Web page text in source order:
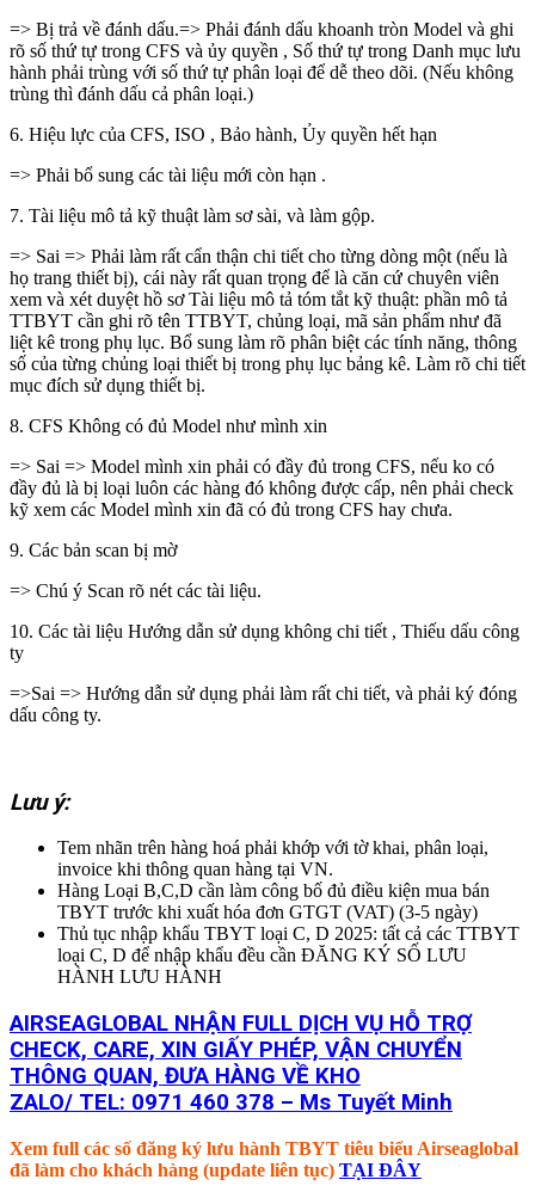
=> Bị trả về đánh dấu.=> Phải đánh dấu khoanh tròn Model và ghi
rõ số thứ tự trong CFS và ủy quyền , Số thứ tự trong Danh mục lưu
hành phải trùng với số thứ tự phân loại để dễ theo dõi. (Nếu không
trùng thì đánh dấu cả phân loại.)
6. Hiệu lực của CFS, ISO , Bảo hành, Ủy quyền hết hạn
=> Phải bổ sung các tài liệu mới còn hạn .
7. Tài liệu mô tả kỹ thuật làm sơ sài, và làm gộp.
=> Sai => Phải làm rất cẩn thận chi tiết cho từng dòng một (nếu là
họ trang thiết bị), cái này rất quan trọng để là căn cứ chuyên viên
xem và xét duyệt hồ sơ Tài liệu mô tả tóm tắt kỹ thuật: phần mô tả
TTBYT cần ghi rõ tên TTBYT, chủng loại, mã sản phẩm như đã
liệt kê trong phụ lục. Bổ sung làm rõ phân biệt các tính năng, thông
số của từng chủng loại thiết bị trong phụ lục bảng kê. Làm rõ chi tiết
mục đích sử dụng thiết bị.
8. CFS Không có đủ Model như mình xin
=> Sai => Model mình xin phải có đầy đủ trong CFS, nếu ko có
đầy đủ là bị loại luôn các hàng đó không được cấp, nên phải check
kỹ xem các Model mình xin đã có đủ trong CFS hay chưa.
9. Các bản scan bị mờ
=> Chú ý Scan rõ nét các tài liệu.
10. Các tài liệu Hướng dẫn sử dụng không chi tiết , Thiếu dấu công
ty
=>Sai => Hướng dẫn sử dụng phải làm rất chi tiết, và phải ký đóng
dấu công ty.
Lưu ý:
Tem nhãn trên hàng hoá phải khớp với tờ khai, phân loại,
invoice khi thông quan hàng tại VN.
Hàng Loại B,C,D cần làm công bố đủ điều kiện mua bán
TBYT trước khi xuất hóa đơn GTGT (VAT) (3-5 ngày)
Thủ tục nhập khẩu TBYT loại C, D 2025: tất cả các TTBYT
loại C, D để nhập khẩu đều cần ĐĂNG KÝ SỐ LƯU
HÀNH LƯU HÀNH
AIRSEAGLOBAL NHẬN FULL DỊCH VỤ HỖ TRỢ
CHECK, CARE, XIN GIẤY PHÉP, VẬN CHUYỂN
THÔNG QUAN, ĐƯA HÀNG VỀ KHO
ZALO/ TEL: 0971 460 378 – Ms Tuyết Minh
Xem full các số đăng ký lưu hành TBYT tiêu biểu Airseaglobal
đã làm cho khách hàng (update liên tục) TẠI ĐÂY